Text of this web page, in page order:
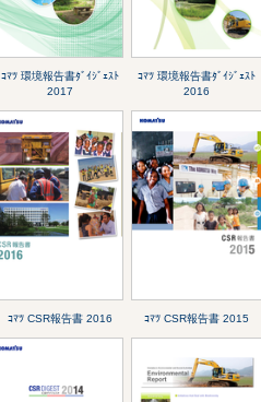
ｺﾏﾂ 環境報告書ﾀﾞｲｼﾞｪｽﾄ
2017
ｺﾏﾂ 環境報告書ﾀﾞｲｼﾞｪｽﾄ
2016
ｺﾏﾂ CSR報告書 2016 ｺﾏﾂ CSR報告書 2015